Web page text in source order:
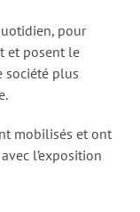
pour
et posent le
société plus
mobilisés et ont
l’exposition